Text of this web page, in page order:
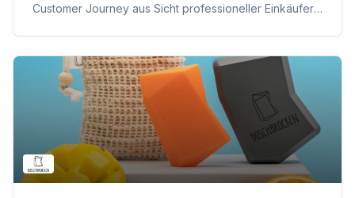
Customer Journey aus Sicht professioneller Einkäufer
zu identifizieren und die Informationsarchitektur an die
spezifischen Bedürfnisse von Geschäftskunden
anzupassen.